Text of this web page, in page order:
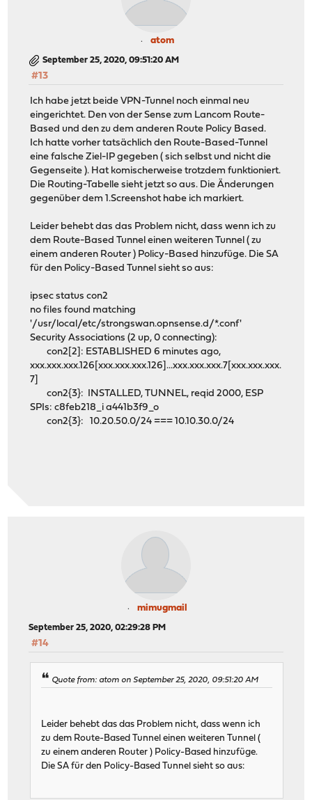
atom
September 25, 2020, 09:51:20 AM
#13
Ich habe jetzt beide VPN-Tunnel noch einmal neu
eingerichtet. Den von der Sense zum Lancom Route-
Based und den zu dem anderen Route Policy Based.
Ich hatte vorher tatsächlich den Route-Based-Tunnel
eine falsche Ziel-IP gegeben ( sich selbst und nicht die
Gegenseite ). Hat komischerweise trotzdem funktioniert.
Die Routing-Tabelle sieht jetzt so aus. Die Änderungen
gegenüber dem 1.Screenshot habe ich markiert.
Leider behebt das das Problem nicht, dass wenn ich zu
dem Route-Based Tunnel einen weiteren Tunnel ( zu
einem anderen Router ) Policy-Based hinzufüge. Die SA
für den Policy-Based Tunnel sieht so aus:
ipsec status con2
no files found matching
'/usr/local/etc/strongswan.opnsense.d/*.conf'
Security Associations (2 up, 0 connecting):
con2[2]: ESTABLISHED 6 minutes ago,
xxx.xxx.xxx.126[xxx.xxx.xxx.126]...xxx.xxx.xxx.7[xxx.xxx.xxx.
7]
con2{3}: INSTALLED, TUNNEL, reqid 2000, ESP
SPIs: c8feb218_i a441b3f9_o
con2{3}: 10.20.50.0/24 === 10.10.30.0/24
mimugmail
September 25, 2020, 02:29:28 PM
#14
Quote from: atom on September 25, 2020, 09:51:20 AM
Leider behebt das das Problem nicht, dass wenn ich
zu dem Route-Based Tunnel einen weiteren Tunnel (
zu einem anderen Router ) Policy-Based hinzufüge.
Die SA für den Policy-Based Tunnel sieht so aus: